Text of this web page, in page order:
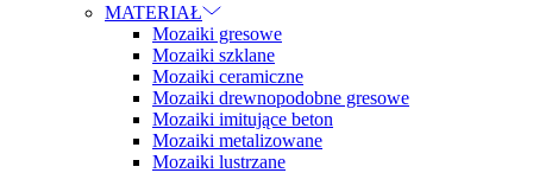
MATERIAŁ
Mozaiki gresowe
Mozaiki szklane
Mozaiki ceramiczne
Mozaiki drewnopodobne gresowe
Mozaiki imitujące beton
Mozaiki metalizowane
Mozaiki lustrzane